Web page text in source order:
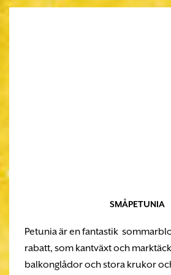
SMÅPETUNIA
Petunia är en fantastik
rabatt, som kantväxt och
balkonglådor och stora krukor